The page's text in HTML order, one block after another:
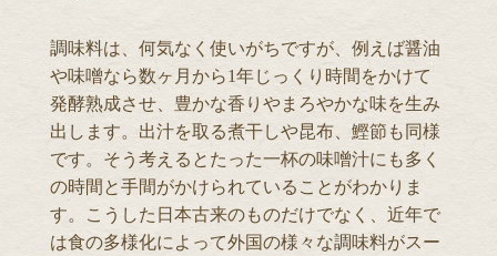
調味料は、何気なく使いがちですが、例えば醤油
や味噌なら数ヶ月から1年じっくり時間をかけて
発酵熟成させ、豊かな香りやまろやかな味を生み
出します。出汁を取る煮干しや昆布、鰹節も同様
です。そう考えるとたった一杯の味噌汁にも多く
の時間と手間がかけられていることがわかりま
す。こうした日本古来のものだけでなく、近年で
は食の多様化によって外国の様々な調味料がスー